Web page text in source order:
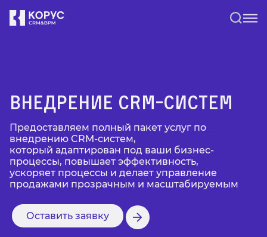
Внедрение CRM-систем
Предоставляем полный пакет услуг по
внедрению CRM-систем,
который адаптирован под ваши бизнес-
процессы, повышает эффективность,
ускоряет процессы и делает управление
продажами прозрачным и масштабируемым
Оставить заявку